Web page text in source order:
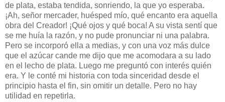
de plata, estaba tendida, sonriendo, la que yo esperaba.
¡Ah, señor mercader, huésped mío, qué encanto era aquella
obra del Creador! ¡Qué ojos y qué boca! A su vista sentí que
se me huía la razón, y no pude pronunciar ni una palabra.
Pero se incorporó ella a medias, y con una voz más dulce
que el azúcar cande me dijo que me acomodara a su lado
en el lecho de plata. Luego me preguntó con interés quién
era. Y le conté mi historia con toda sinceridad desde el
principio hasta el fin, sin omitir un detalle. Pero no hay
utilidad en repetirla.